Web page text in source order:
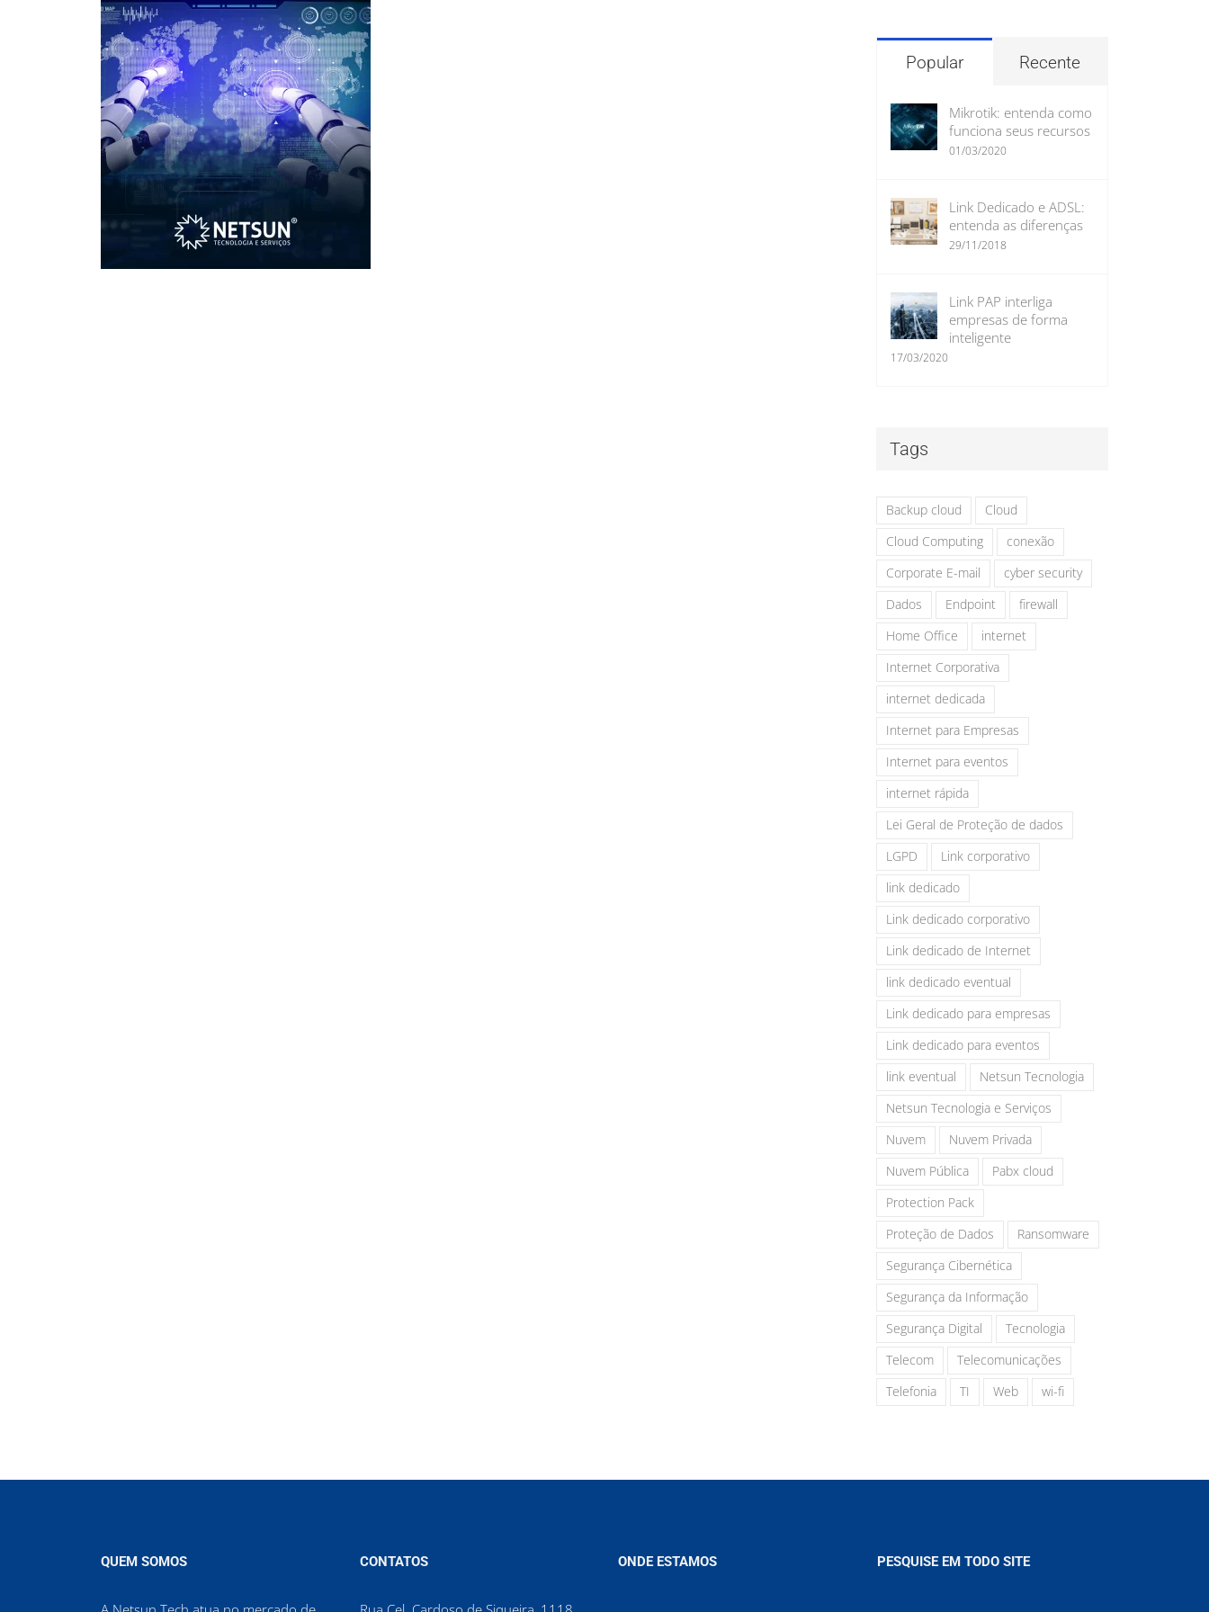
Popular Recente
Mikrotik: entenda como
funciona seus recursos
01/03/2020
Link Dedicado e ADSL:
entenda as diferenças
29/11/2018
Link PAP interliga
empresas de forma
inteligente
17/03/2020
Tags
Backup cloud
Cloud
Cloud Computing
conexão
Corporate E-mail
cyber security
Dados
Endpoint
firewall
Home Office
internet
Internet Corporativa
internet dedicada
Internet para Empresas
Internet para eventos
internet rápida
Lei Geral de Proteção de dados
LGPD
Link corporativo
link dedicado
Link dedicado corporativo
Link dedicado de Internet
link dedicado eventual
Link dedicado para empresas
Link dedicado para eventos
link eventual
Netsun Tecnologia
Netsun Tecnologia e Serviços
Nuvem
Nuvem Privada
Nuvem Pública
Pabx cloud
Protection Pack
Proteção de Dados
Ransomware
Segurança Cibernética
Segurança da Informação
Segurança Digital
Tecnologia
Telecom
Telecomunicações
Telefonia
TI Web wi-fi
QUEM SOMOS CONTATOS ONDE ESTAMOS PESQUISE EM TODO SITE